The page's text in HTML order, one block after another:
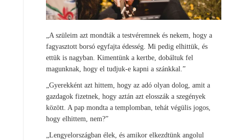
„A szüleim azt mondták a testvéremnek és nekem, hogy a
fagyasztott borsó egyfajta édesség. Mi pedig elhittük, és
ettük is nagyban. Kimentünk a kertbe, dobáltuk fel
magunknak, hogy el tudjuk-e kapni a szánkkal.”
„Gyerekként azt hittem, hogy az adó olyan dolog, amit a
gazdagok fizetnek, hogy aztán azt elosszák a szegények
között. A pap mondta a templomban, tehát végülis jogos,
hogy elhittem, nem?”
„Lengyelországban élek, és amikor elkezdtünk angolul